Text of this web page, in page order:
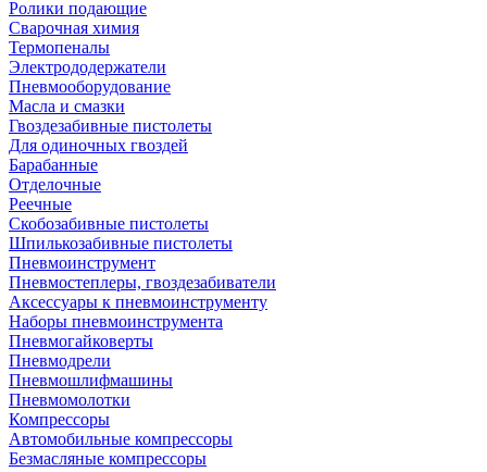
Ролики подающие
Сварочная химия
Термопеналы
Электрододержатели
Пневмооборудование
Масла и смазки
Гвоздезабивные пистолеты
Для одиночных гвоздей
Барабанные
Отделочные
Реечные
Скобозабивные пистолеты
Шпилькозабивные пистолеты
Пневмоинструмент
Пневмостеплеры, гвоздезабиватели
Аксессуары к пневмоинструменту
Наборы пневмоинструмента
Пневмогайковерты
Пневмодрели
Пневмошлифмашины
Пневмомолотки
Компрессоры
Автомобильные компрессоры
Безмасляные компрессоры